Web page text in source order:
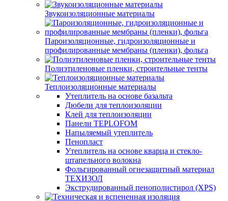
Звукоизоляционные материалы
Пароизоляционные, гидроизоляционные и
профилированные мембраны (пленки), фольга
Полиэтиленовые пленки, строительные тенты
Теплоизоляционные материалы
Утеплитель на основе базальта
Дюбели для теплоизоляции
Клей для теплоизоляции
Панели TEPLOFOM
Напыляемый утеплитель
Пенопласт
Утеплитель на основе кварца и стекло-
штапельного волокна
Фольгированный огнезащитный материал
ТЕХИЗОЛ
Экструдированный пенополистирол (XPS)